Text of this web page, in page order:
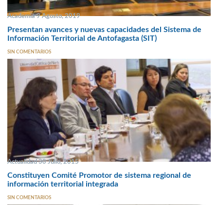
Academia 9 Agosto, 2019
Presentan avances y nuevas capacidades del Sistema de
Información Territorial de Antofagasta (SIT)
SIN COMENTARIOS
Actualidad 30 Julio, 2015
Constituyen Comité Promotor de sistema regional de
información territorial integrada
SIN COMENTARIOS